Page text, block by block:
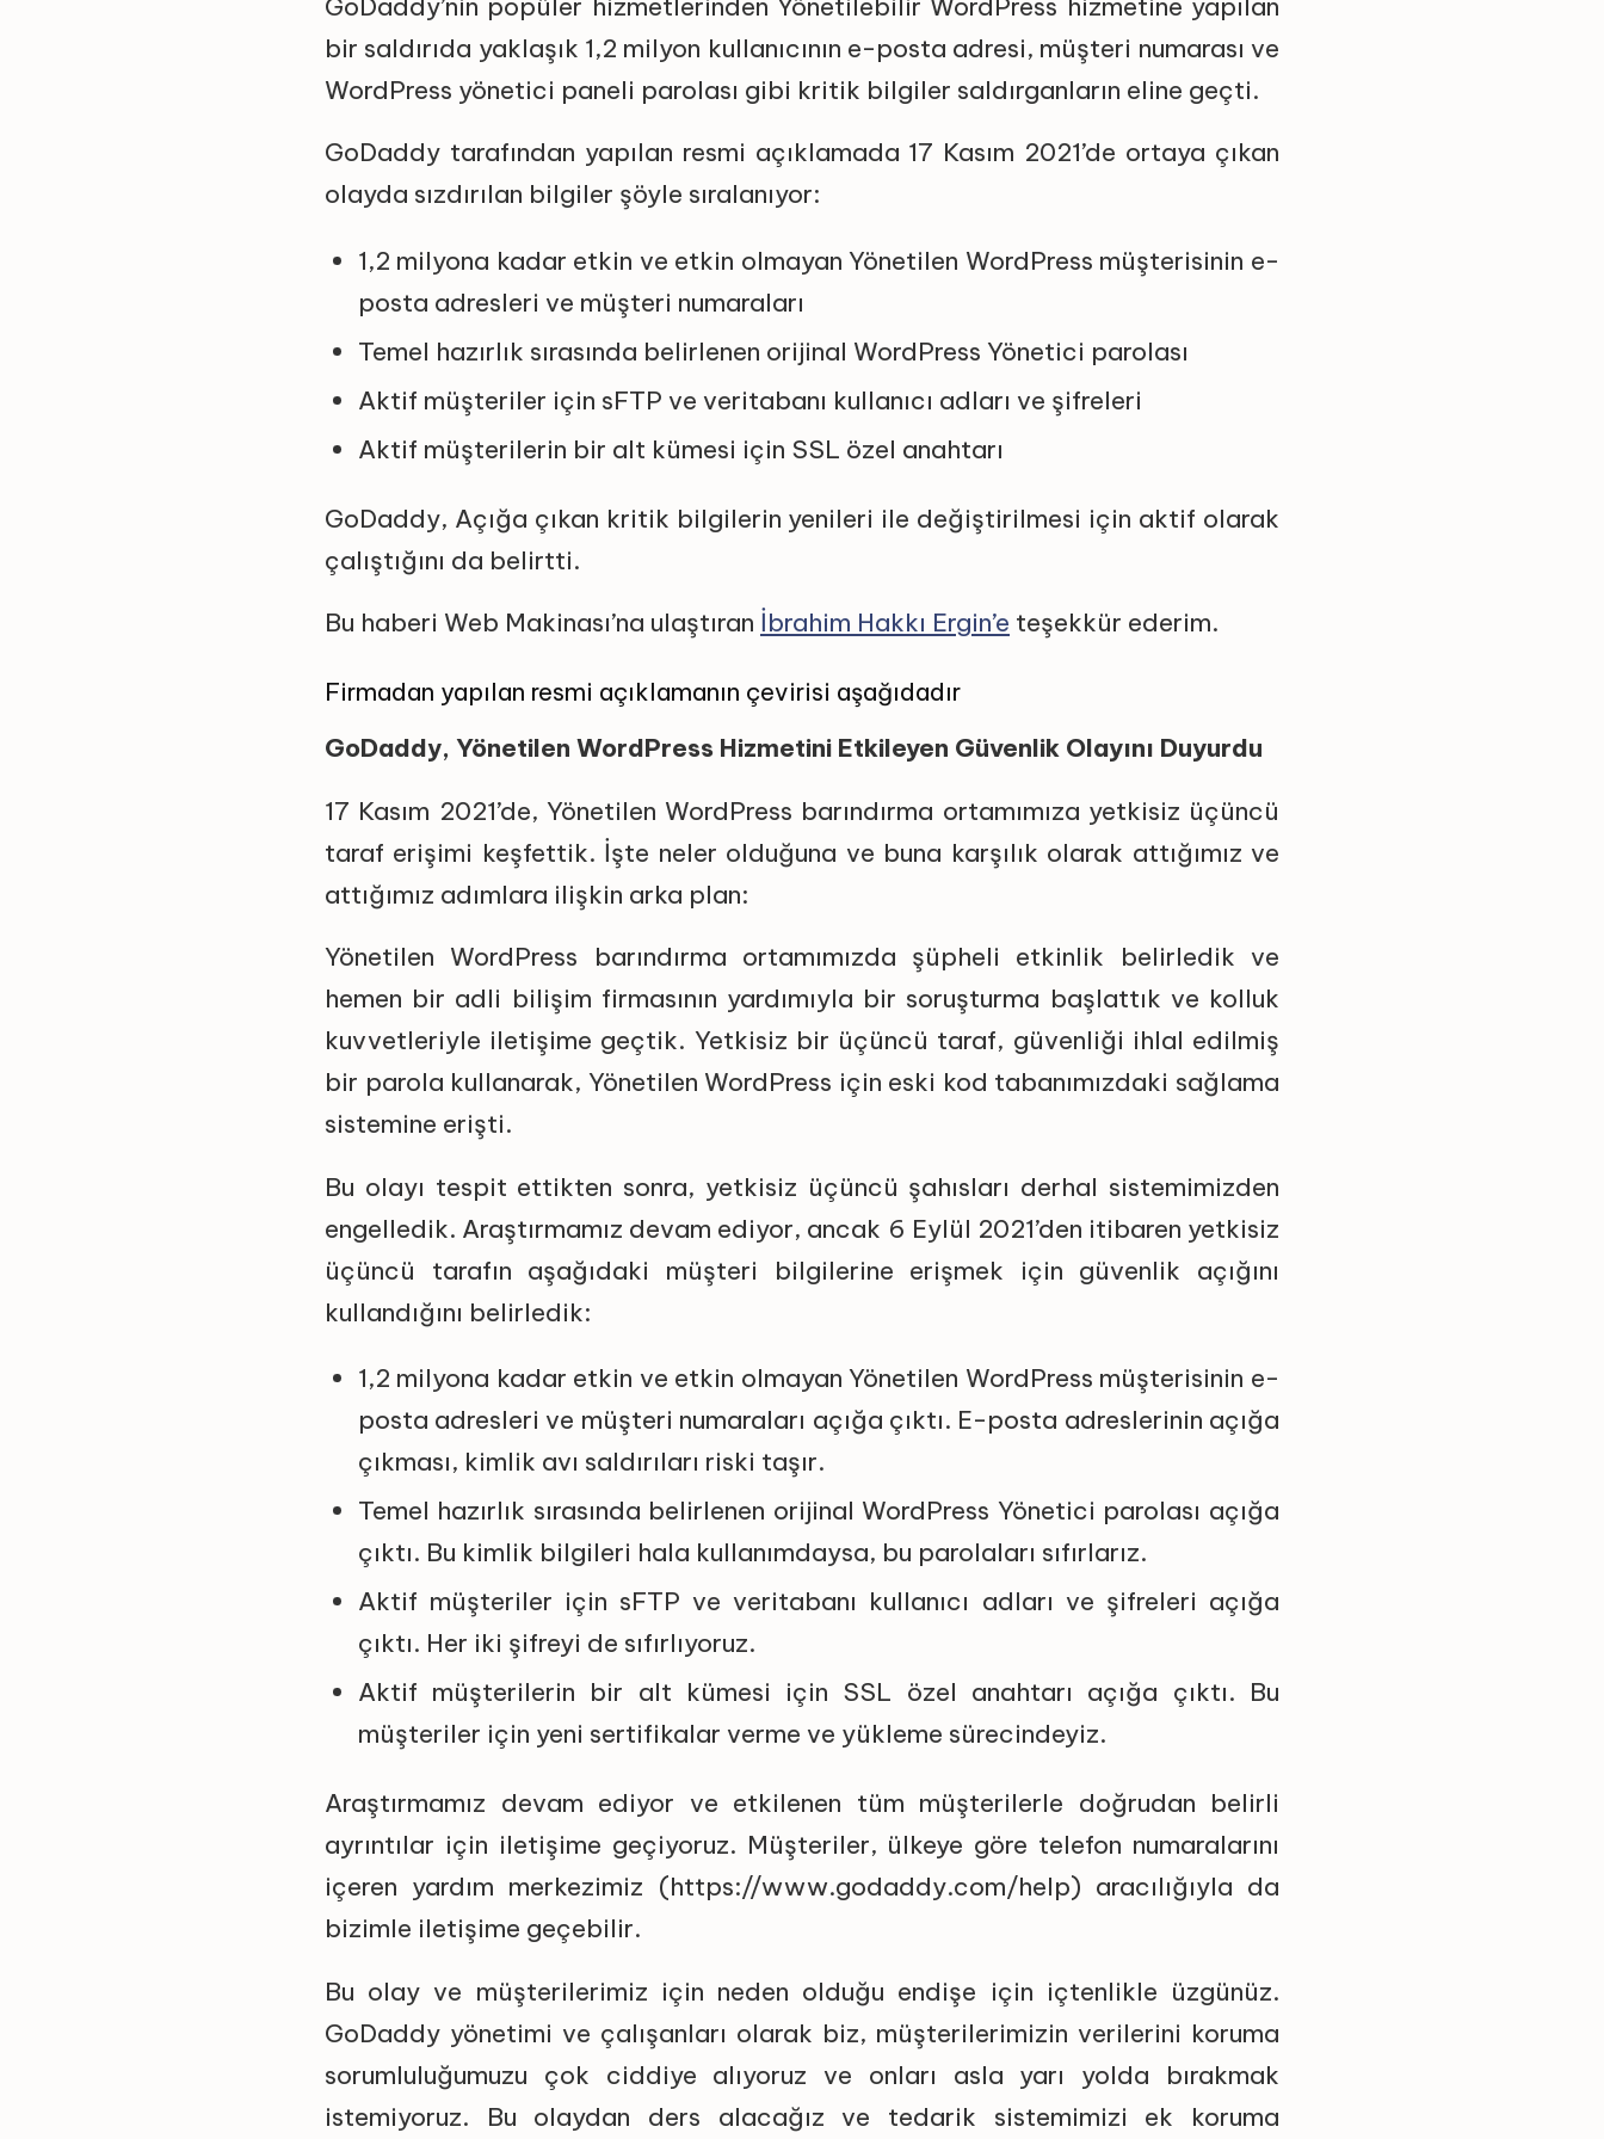
bir saldırıda yaklaşık 1,2 milyon kullanıcının e-posta adresi, müşteri numarası ve
WordPress yönetici paneli parolası gibi kritik bilgiler saldırganların eline geçti.
GoDaddy tarafından yapılan resmi açıklamada 17 Kasım 2021’de ortaya çıkan
olayda sızdırılan bilgiler şöyle sıralanıyor:
1,2 milyona kadar etkin ve etkin olmayan Yönetilen WordPress müşterisinin e-
posta adresleri ve müşteri numaraları
Temel hazırlık sırasında belirlenen orijinal WordPress Yönetici parolası
Aktif müşteriler için sFTP ve veritabanı kullanıcı adları ve şifreleri
Aktif müşterilerin bir alt kümesi için SSL özel anahtarı
GoDaddy, Açığa çıkan kritik bilgilerin yenileri ile değiştirilmesi için aktif olarak
çalıştığını da belirtti.
Bu haberi Web Makinası’na ulaştıran İbrahim Hakkı Ergin’e teşekkür ederim.
Firmadan yapılan resmi açıklamanın çevirisi aşağıdadır
GoDaddy, Yönetilen WordPress Hizmetini Etkileyen Güvenlik Olayını Duyurdu
17 Kasım 2021’de, Yönetilen WordPress barındırma ortamımıza yetkisiz üçüncü
taraf erişimi keşfettik. İşte neler olduğuna ve buna karşılık olarak attığımız ve
attığımız adımlara ilişkin arka plan:
Yönetilen WordPress barındırma ortamımızda şüpheli etkinlik belirledik ve
hemen bir adli bilişim firmasının yardımıyla bir soruşturma başlattık ve kolluk
kuvvetleriyle iletişime geçtik. Yetkisiz bir üçüncü taraf, güvenliği ihlal edilmiş
bir parola kullanarak, Yönetilen WordPress için eski kod tabanımızdaki sağlama
sistemine erişti.
Bu olayı tespit ettikten sonra, yetkisiz üçüncü şahısları derhal sistemimizden
engelledik. Araştırmamız devam ediyor, ancak 6 Eylül 2021’den itibaren yetkisiz
üçüncü tarafın aşağıdaki müşteri bilgilerine erişmek için güvenlik açığını
kullandığını belirledik:
1,2 milyona kadar etkin ve etkin olmayan Yönetilen WordPress müşterisinin e-
posta adresleri ve müşteri numaraları açığa çıktı. E-posta adreslerinin açığa
çıkması, kimlik avı saldırıları riski taşır.
Temel hazırlık sırasında belirlenen orijinal WordPress Yönetici parolası açığa
çıktı. Bu kimlik bilgileri hala kullanımdaysa, bu parolaları sıfırlarız.
Aktif müşteriler için sFTP ve veritabanı kullanıcı adları ve şifreleri açığa
çıktı. Her iki şifreyi de sıfırlıyoruz.
Aktif müşterilerin bir alt kümesi için SSL özel anahtarı açığa çıktı. Bu
müşteriler için yeni sertifikalar verme ve yükleme sürecindeyiz.
Araştırmamız devam ediyor ve etkilenen tüm müşterilerle doğrudan belirli
ayrıntılar için iletişime geçiyoruz. Müşteriler, ülkeye göre telefon numaralarını
içeren yardım merkezimiz (https://www.godaddy.com/help) aracılığıyla da
bizimle iletişime geçebilir.
Bu olay ve müşterilerimiz için neden olduğu endişe için içtenlikle üzgünüz.
GoDaddy yönetimi ve çalışanları olarak biz, müşterilerimizin verilerini koruma
sorumluluğumuzu çok ciddiye alıyoruz ve onları asla yarı yolda bırakmak
istemiyoruz. Bu olaydan ders alacağız ve tedarik sistemimizi ek koruma